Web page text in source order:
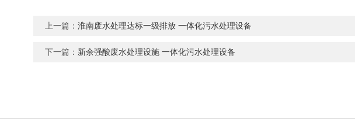
上一篇：淮南废水处理达标一级排放 一体化污水处理设备
下一篇： 新余强酸废水处理设施 一体化污水处理设备